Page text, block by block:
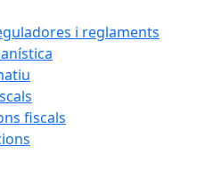
i reglaments
fiscals